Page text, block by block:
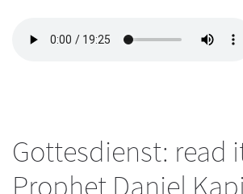
Gottesdienst: read
Prophet Daniel